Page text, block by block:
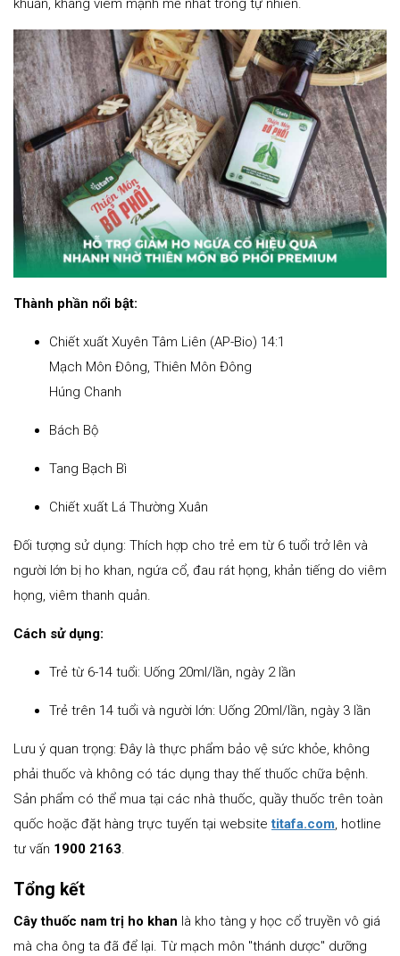
khuẩn, kháng viêm mạnh mẽ nhất trong tự nhiên.
Thành phần nổi bật:
Chiết xuất Xuyên Tâm Liên (AP-Bio) 14:1
Mạch Môn Đông, Thiên Môn Đông
Húng Chanh
Bách Bộ
Tang Bạch Bì
Chiết xuất Lá Thường Xuân
Đối tượng sử dụng: Thích hợp cho trẻ em từ 6 tuổi trở lên và
người lớn bị ho khan, ngứa cổ, đau rát họng, khản tiếng do viêm
họng, viêm thanh quản.
Cách sử dụng:
Trẻ từ 6-14 tuổi: Uống 20ml/lần, ngày 2 lần
Trẻ trên 14 tuổi và người lớn: Uống 20ml/lần, ngày 3 lần
Lưu ý quan trọng: Đây là thực phẩm bảo vệ sức khỏe, không
phải thuốc và không có tác dụng thay thế thuốc chữa bệnh.
Sản phẩm có thể mua tại các nhà thuốc, quầy thuốc trên toàn
quốc hoặc đặt hàng trực tuyến tại websitetitafa.com, hotline
tư vấn 1900 2163.
Tổng kết
Cây thuốc nam trị ho khan là kho tàng y học cổ truyền vô giá
mà cha ông ta đã để lại. Từ mạch môn "thánh dược" dưỡng